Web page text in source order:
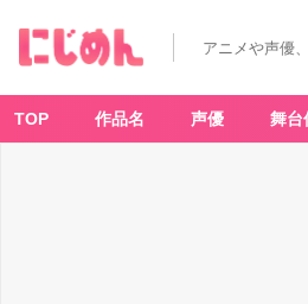
アニメや声優
TOP 作品名 声優 舞台